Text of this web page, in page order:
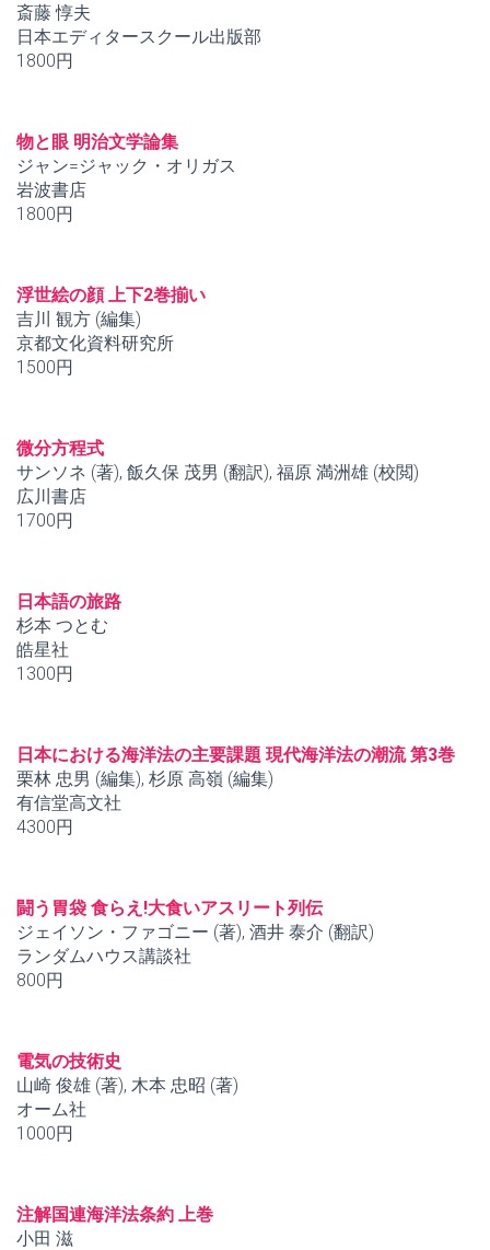
斎藤 惇夫
日本エディタースクール出版部
1800円
物と眼 明治文学論集
ジャン=ジャック・オリガス
岩波書店
1800円
浮世絵の顔 上下2巻揃い
吉川 観方 (編集)
京都文化資料研究所
1500円
微分方程式
サンソネ (著), 飯久保 茂男 (翻訳), 福原 満洲雄 (校閲)
広川書店
1700円
日本語の旅路
杉本 つとむ
皓星社
1300円
日本における海洋法の主要課題 現代海洋法の潮流 第3巻
栗林 忠男 (編集), 杉原 高嶺 (編集)
有信堂高文社
4300円
闘う胃袋 食らえ!大食いアスリート列伝
ジェイソン・ファゴニー (著), 酒井 泰介 (翻訳)
ランダムハウス講談社
800円
電気の技術史
山崎 俊雄 (著), 木本 忠昭 (著)
オーム社
1000円
注解国連海洋法条約 上巻
小田 滋